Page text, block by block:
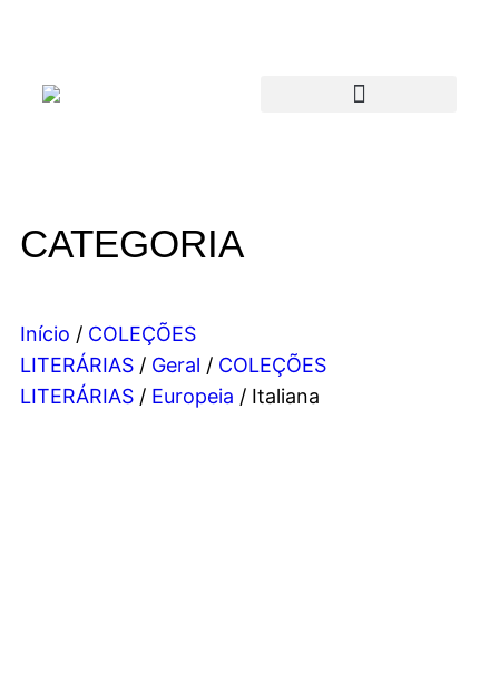
CATEGORIA
Início / COLEÇÕES
LITERÁRIAS / Geral / COLEÇÕES
LITERÁRIAS / Europeia / Italiana